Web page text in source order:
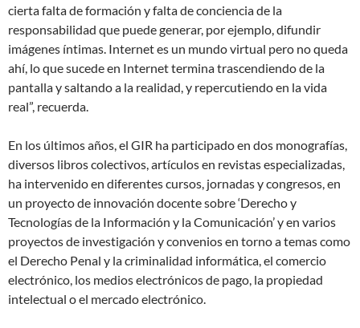
cierta falta de formación y falta de conciencia de la
responsabilidad que puede generar, por ejemplo, difundir
imágenes íntimas. Internet es un mundo virtual pero no queda
ahí, lo que sucede en Internet termina trascendiendo de la
pantalla y saltando a la realidad, y repercutiendo en la vida
real”, recuerda.
En los últimos años, el GIR ha participado en dos monografías,
diversos libros colectivos, artículos en revistas especializadas,
ha intervenido en diferentes cursos, jornadas y congresos, en
un proyecto de innovación docente sobre ‘Derecho y
Tecnologías de la Información y la Comunicación’ y en varios
proyectos de investigación y convenios en torno a temas como
el Derecho Penal y la criminalidad informática, el comercio
electrónico, los medios electrónicos de pago, la propiedad
intelectual o el mercado electrónico.